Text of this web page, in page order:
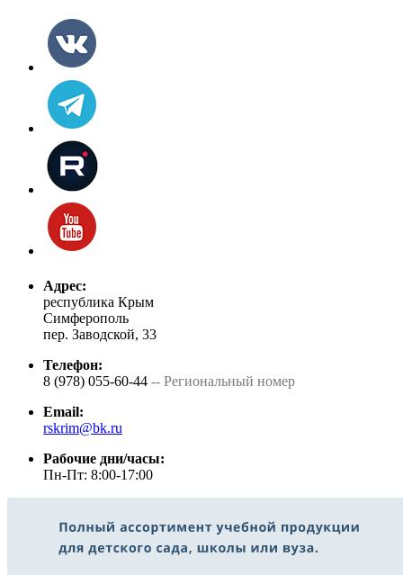
Адрес:
республика Крым
Симферополь
пер. Заводской, 33
Телефон:
8 (978) 055-60-44 -- Региональный номер
Email:
rskrim@bk.ru
Рабочие дни/часы:
Пн-Пт: 8:00-17:00